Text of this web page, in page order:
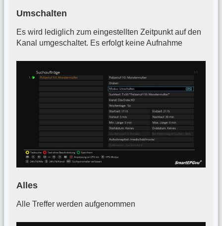
Umschalten
Es wird lediglich zum eingestellten Zeitpunkt auf den
Kanal umgeschaltet. Es erfolgt keine Aufnahme
Alles
Alle Treffer werden aufgenommen